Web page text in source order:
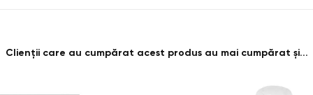
Clienții care au cumpărat acest produs au mai cumpărat și...